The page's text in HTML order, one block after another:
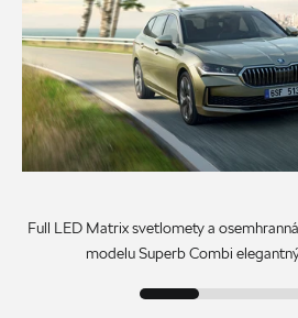
Full LED Matrix svetlomety a
modelu Superb Combi